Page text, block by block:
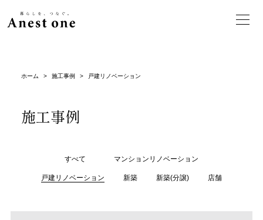
ホーム > 施工事例 > 戸建リノベーション
施工事例
すべて マンションリノベーション
戸建リノベーション 新築 新築(分譲) 店舗